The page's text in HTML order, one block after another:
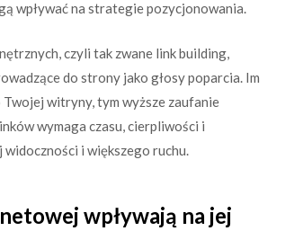
wpływać na strategie pozycjonowania.
czyli tak zwane link building,
do strony jako głosy poparcia. Im
witryny, tym wyższe zaufanie
wymaga czasu, cierpliwości i
i większego ruchu.
wpływają na jej